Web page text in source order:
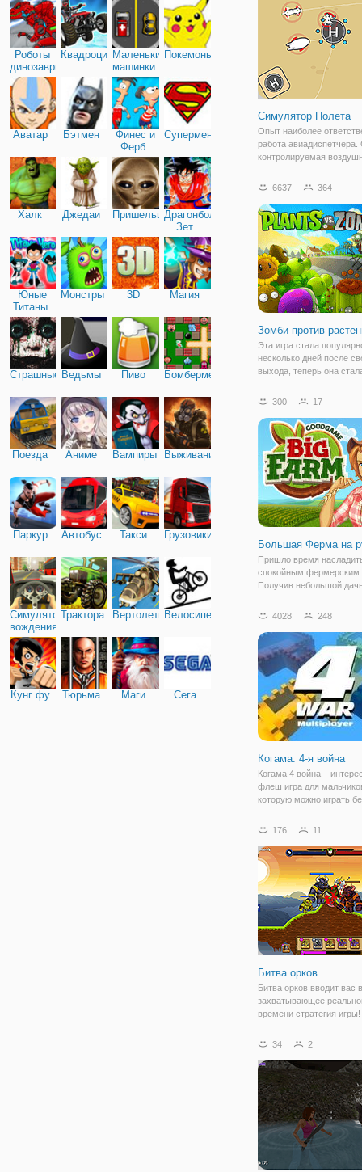
Роботы
динозавры
КвадроциклыМаленькие
машинки
Покемоны
Аватар Бэтмен
Финес и
Ферб
Супермен
Халк Джедаи ПришельцыДрагонболл
Зет
Юные
Титаны
Монстры 3D Магия
Страшные Ведьмы Пиво Бомбермен
Поезда Аниме Вампиры Выживание
Паркур Автобус Такси Грузовики
Симулятор
вождения
Трактора ВертолетыВелосипед
Кунг фу Тюрьма Маги Сега
новой бесплатной
Симулятор Полета
Опыт наиболее
работа авиадиспетчера.
контролируемая
самолетов в районы их
завершить уровней,
получить высокий балл.
Различные
6637 364
Зомби против
Эта игра стала
несколько дней после
выхода, теперь она
игре "Зомби против
выращивать на своем
уникальные
300 17
Большая Ферма на
Пришло время
спокойным фермерским
Получив небольшой
облагораживанию.
затем собирать урожай.
можно
4028 248
Когама: 4-я война
Когама 4 война –
флеш игра для
которую можно играть
времени. Действие игры
мире, где идет война
кланами. Вам нужно
176 11
Битва орков
Битва орков вводит вас в
захватывающее
времени стратегия игры!
выбить ваших
достаточно сил, чтобы
базу противника.
34 2